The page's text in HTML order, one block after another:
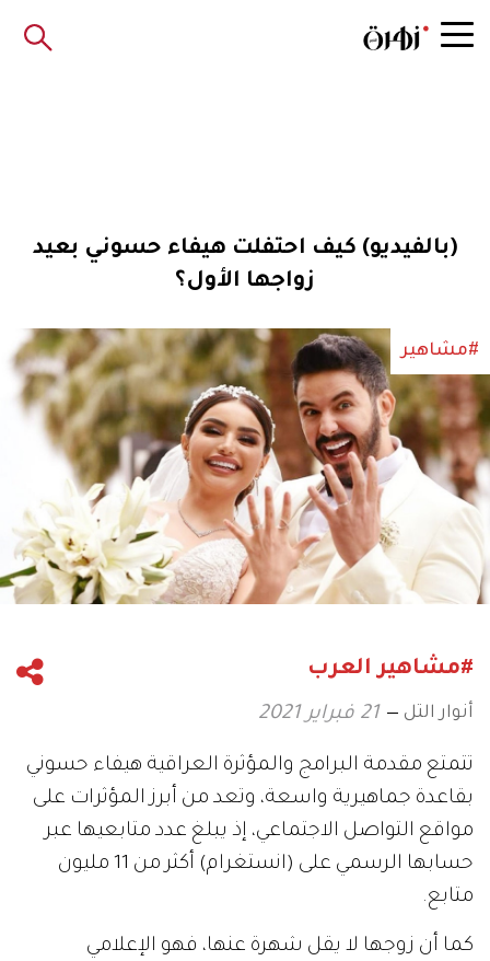
(بالفيديو) كيف احتفلت هيفاء حسوني بعيد
زواجها الأول؟
#مشاهير
#مشاهير العرب
أنوار التل 21 فبراير 2021
تتمتع مقدمة البرامج والمؤثرة العراقية هيفاء حسوني
بقاعدة جماهيرية واسعة، وتعد من أبرز المؤثرات على
مواقع التواصل الاجتماعي، إذ يبلغ عدد متابعيها عبر
حسابها الرسمي على (انستغرام) أكثر من 11 مليون
متابع.
كما أن زوجها لا يقل شهرة عنها، فهو الإعلامي